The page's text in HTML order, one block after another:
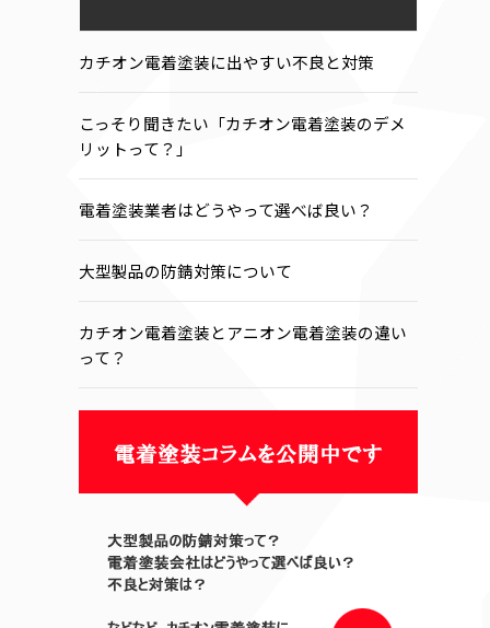
カチオン電着塗装に出やすい不良と対策
こっそり聞きたい「カチオン電着塗装のデメ
リットって？」
電着塗装業者はどうやって選べば良い？
大型製品の防錆対策について
カチオン電着塗装とアニオン電着塗装の違い
って？